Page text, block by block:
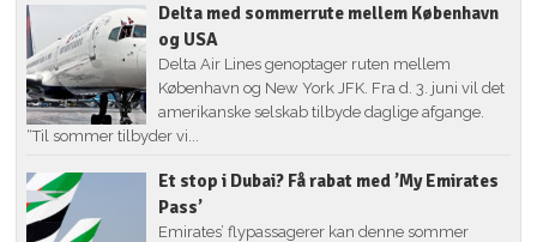
Delta med sommerrute mellem København
og USA
Delta Air Lines genoptager ruten mellem
København og New York JFK. Fra d. 3. juni vil det
amerikanske selskab tilbyde daglige afgange.
“Til sommer tilbyder vi...
Et stop i Dubai? Få rabat med ’My Emirates
Pass’
Emirates’ flypassagerer kan denne sommer